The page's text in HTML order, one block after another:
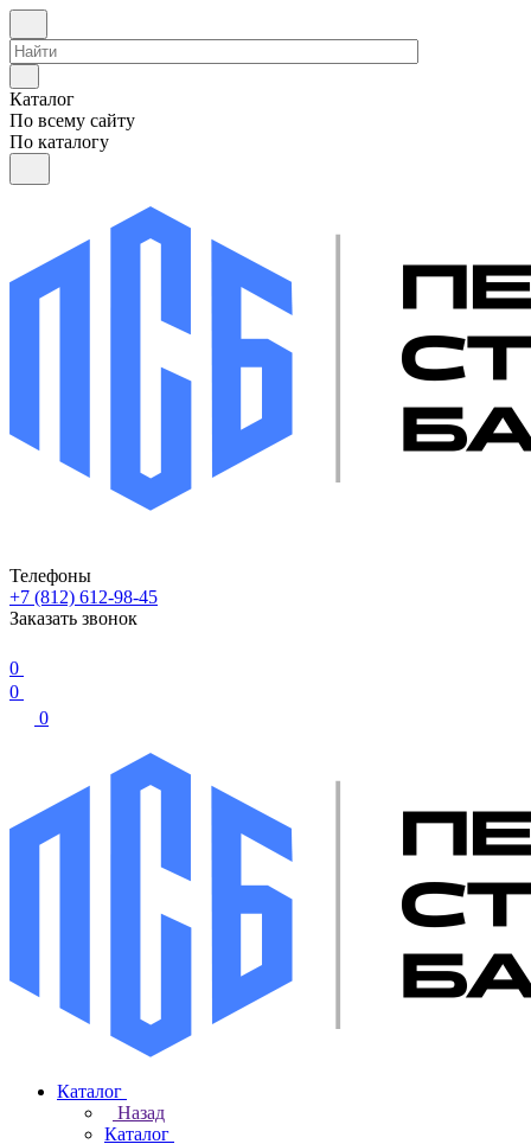
Каталог
По всему сайту
По каталогу
Телефоны
+7 (812) 612-98-45
Заказать звонок
0
0
0
Каталог
Назад
Каталог